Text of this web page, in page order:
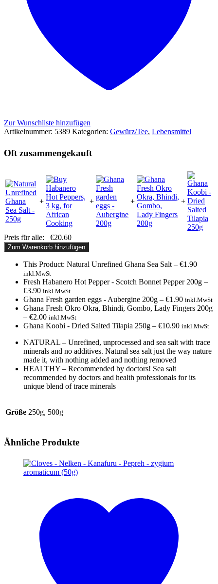
Zur Wunschliste hinzufügen
Artikelnummer: 5389 Kategorien: Gewürz/Tee, Lebensmittel
Oft zusammengekauft
+ + + +
Preis für alle: €20.60
Zum Warenkorb hinzufügen
This Product: Natural Unrefined Ghana Sea Salt – €1.90
inkl.MwSt
Fresh Habanero Hot Pepper - Scotch Bonnet Pepper 200g –
€3.90 inkl.MwSt
Ghana Fresh garden eggs - Aubergine 200g – €1.90 inkl.MwSt
Ghana Fresh Okro Okra, Bhindi, Gombo, Lady Fingers 200g
– €2.00 inkl.MwSt
Ghana Koobi - Dried Salted Tilapia 250g – €10.90 inkl.MwSt
NATURAL – Unrefined, unprocessed and sea salt with trace
minerals and no additives. Natural sea salt just the way nature
made it, with nothing added and nothing removed
HEALTHY – Recommended by doctors! Sea salt
recommended by doctors and health professionals for its
unique blend of trace minerals
Größe 250g, 500g
Ähnliche Produkte